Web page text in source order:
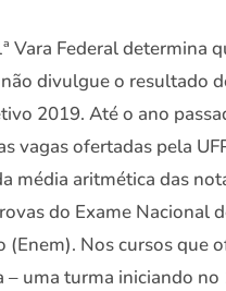
Vara Federal determina
divulgue o resultado
2019. Até o ano
vagas ofertadas pela
média aritmética das
do Exame Nacional
(Enem). Nos cursos que
uma turma iniciando no